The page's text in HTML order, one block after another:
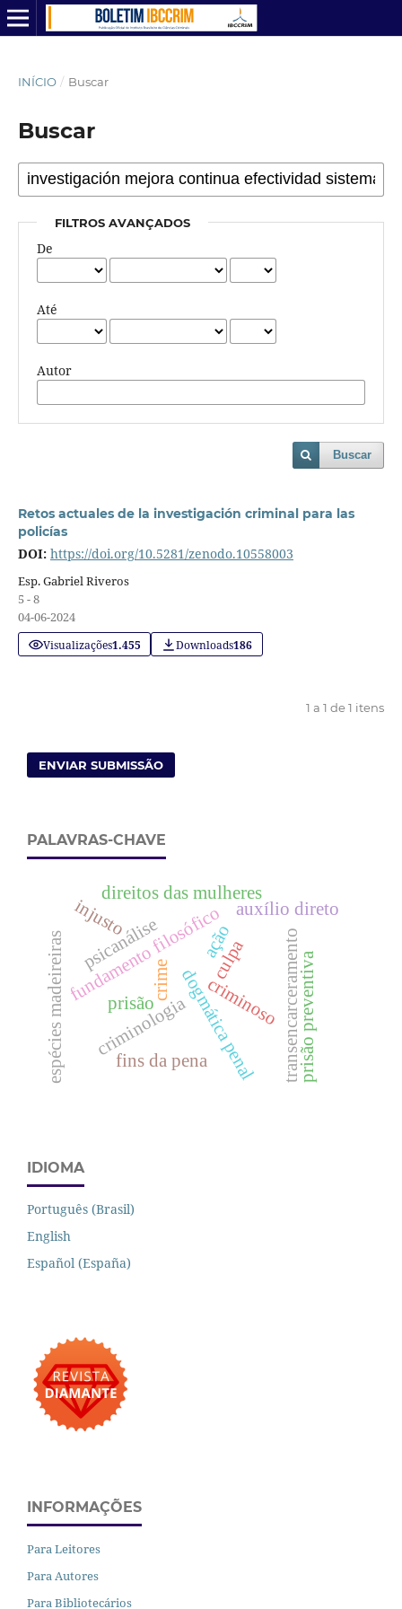
INÍCIO / Buscar
Buscar
FILTROS AVANÇADOS
De
Até
Autor
Buscar
Retos actuales de la investigación criminal para las
policías
DOI: https://doi.org/10.5281/zenodo.10558003
Esp. Gabriel Riveros
5 - 8
04-06-2024
Visualizações1.455 Downloads186
1 a 1 de 1 itens
ENVIAR SUBMISSÃO
PALAVRAS-CHAVE
ação
crime dogmática penal
fundamento filosófico
criminologia criminoso
psicanálise
injusto
culpa transencarceramento
espécies madeireiras fins da pena
auxílio direto
direitos das mulheres
prisão prisão preventiva
IDIOMA
Português (Brasil)
English
Español (España)
INFORMAÇÕES
Para Leitores
Para Autores
Para Bibliotecários